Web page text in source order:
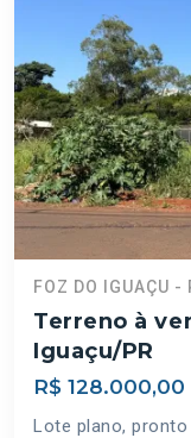
FOZ DO IGUAÇU -
Terreno à
Iguaçu/PR
R$ 128.000,00
Lote plano,